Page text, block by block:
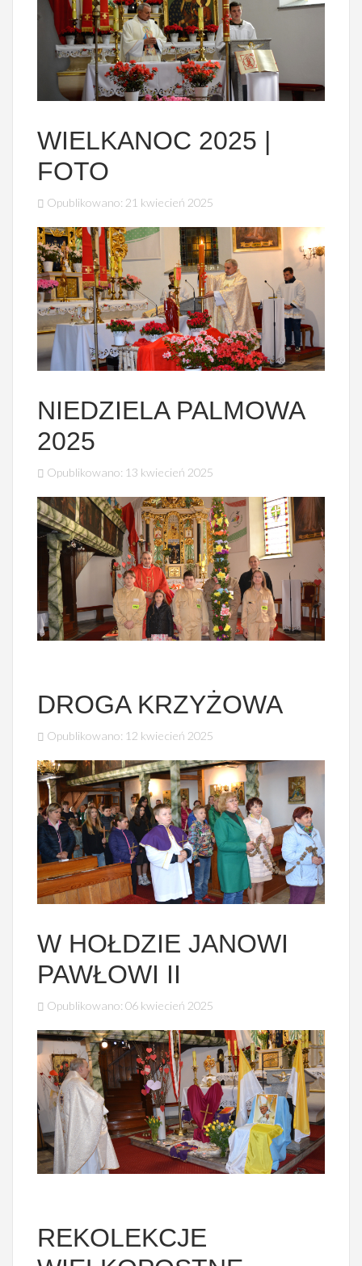
PIASECZNA
WIELKANOC 2025 |
FOTO
Opublikowano: 21 kwiecień 2025
NIEDZIELA PALMOWA
2025
Opublikowano: 13 kwiecień 2025
DROGA KRZYŻOWA
Opublikowano: 12 kwiecień 2025
W HOŁDZIE JANOWI
PAWŁOWI II
Opublikowano: 06 kwiecień 2025
REKOLEKCJE